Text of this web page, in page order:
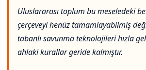
Uluslararası toplum bu meseledeki
çerçeveyi henüz tamamlayabilmiş
tabanlı savunma teknolojileri hızla
ahlaki kurallar geride kalmıştır.